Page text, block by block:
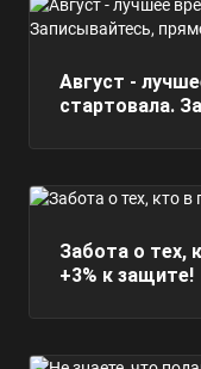
Август -
стартовала.
Забота о тех,
+3% к защите!